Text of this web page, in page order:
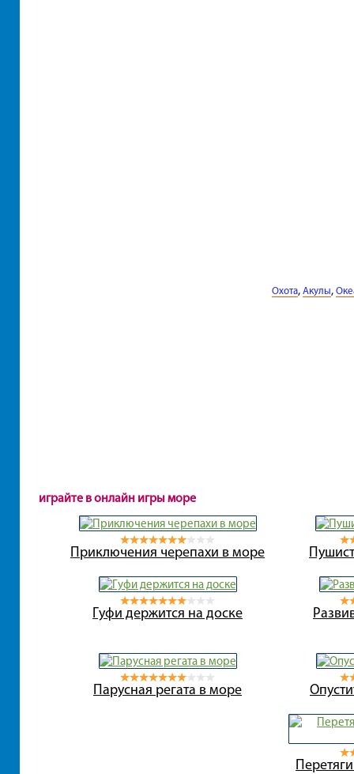
Охота, Акулы,
играйте в онлайн игры море
Приключения черепахи в море
Гуфи держится на доске
Парусная регата в море